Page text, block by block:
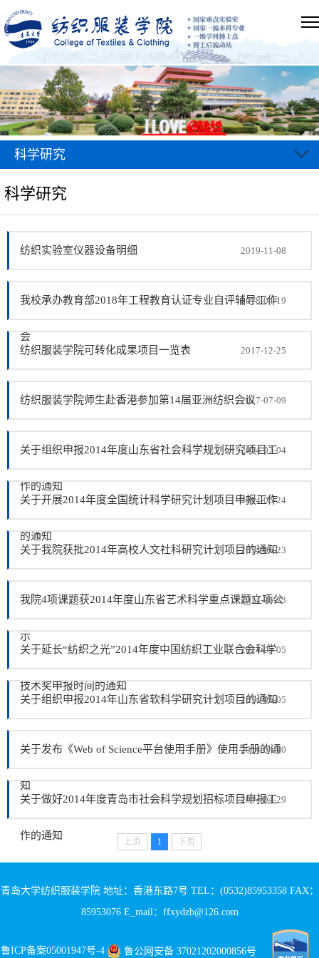
科学研究
科学研究
纺织实验室仪器设备明细 2019-11-08
我校承办教育部2018年工程教育认证专业自评辅导工作
会
2018-04-19
纺织服装学院可转化成果项目一览表 2017-12-25
纺织服装学院师生赴香港参加第14届亚洲纺织会议2017-07-09
关于组织申报2014年度山东省社会科学规划研究项目工
作的通知
2014-07-04
关于开展2014年度全国统计科学研究计划项目申报工作
的通知
2014-06-24
关于我院获批2014年高校人文社科研究计划项目的通知
2014-06-23
我院4项课题获2014年度山东省艺术科学重点课题立项公
示
2014-06-23
关于延长“纺织之光”2014年度中国纺织工业联合会科学
技术奖申报时间的通知
2014-05-05
关于组织申报2014年山东省软科学研究计划项目的通知
2014-05-05
关于发布《Web of Science平台使用手册》使用手册的通
知
2014-04-30
关于做好2014年度青岛市社会科学规划招标项目申报工
作的通知
2014-04-29
上页 1 下页
青岛大学纺织服装学院 地址：香港东路7号 TEL：(0532)85953358 FAX：
85953076 E_mail：ffxydzb@126.com
鲁ICP备案05001947号-4 鲁公网安备 37021202000856号